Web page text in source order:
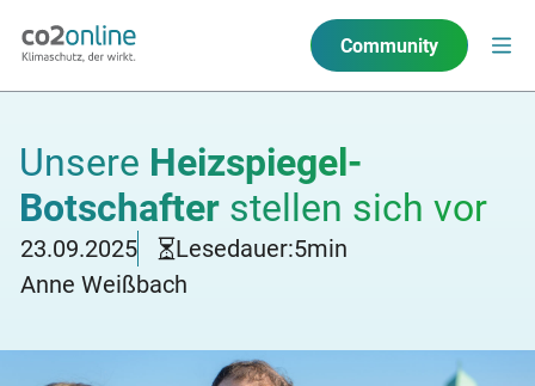
Community
Unsere Heizspiegel-
Botschafter stellen sich vor
23.09.2025 Lesedauer:5min
Anne Weißbach